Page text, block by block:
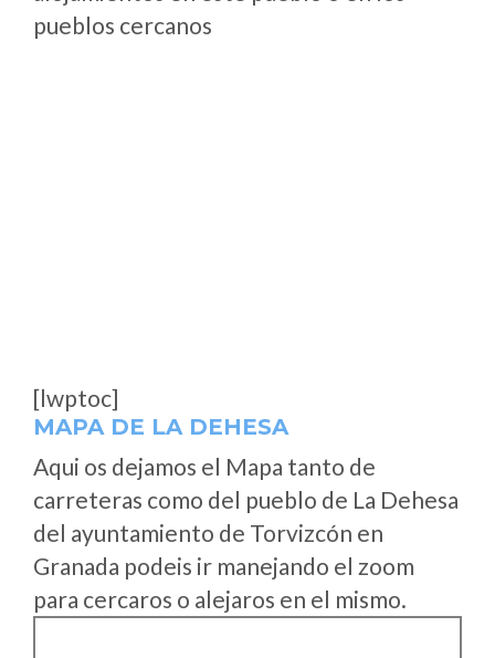
pueblos cercanos
[lwptoc]
MAPA DE LA DEHESA
Aqui os dejamos el Mapa tanto de
carreteras como del pueblo de La Dehesa
del ayuntamiento de Torvizcón en
Granada podeis ir manejando el zoom
para cercaros o alejaros en el mismo.